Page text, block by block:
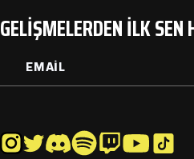
GELİŞMELERDEN İLK